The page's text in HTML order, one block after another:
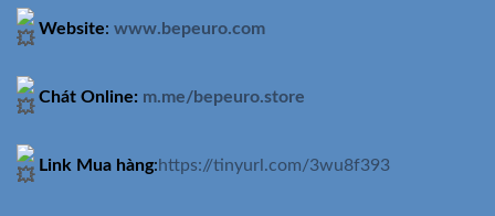
Website: www.bepeuro.com
Chát Online: m.me/bepeuro.store
Link Mua hàng:https://tinyurl.com/3wu8f393